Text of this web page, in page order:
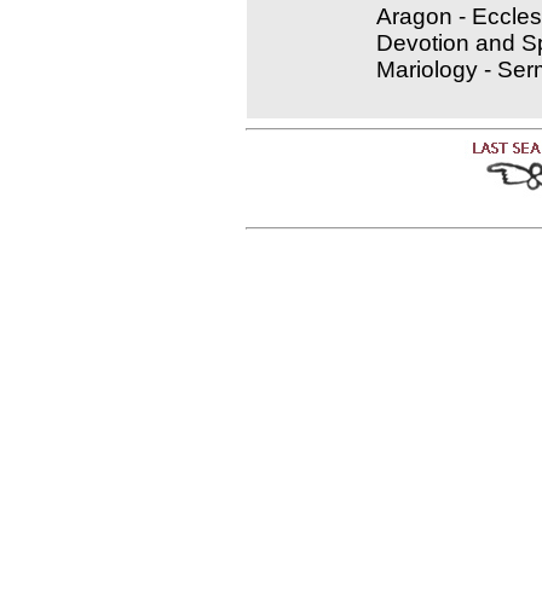
Aragon -
Devotion and
Mariology -